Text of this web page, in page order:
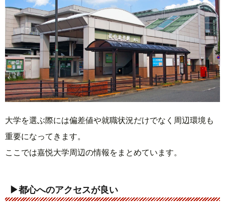
大学を選ぶ際には偏差値や就職状況だけでなく周辺環境も
重要になってきます。
ここでは嘉悦大学周辺の情報をまとめています。
▶都心へのアクセスが良い